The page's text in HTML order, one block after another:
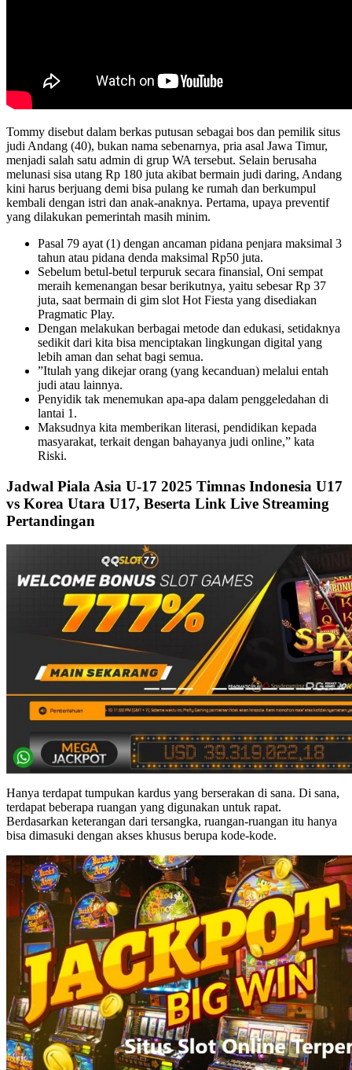
Tommy disebut dalam berkas putusan sebagai bos dan pemilik situs
judi Andang (40), bukan nama sebenarnya, pria asal Jawa Timur,
menjadi salah satu admin di grup WA tersebut. Selain berusaha
melunasi sisa utang Rp 180 juta akibat bermain judi daring, Andang
kini harus berjuang demi bisa pulang ke rumah dan berkumpul
kembali dengan istri dan anak-anaknya. Pertama, upaya preventif
yang dilakukan pemerintah masih minim.
Pasal 79 ayat (1) dengan ancaman pidana penjara maksimal 3
tahun atau pidana denda maksimal Rp50 juta.
Sebelum betul-betul terpuruk secara finansial, Oni sempat
meraih kemenangan besar berikutnya, yaitu sebesar Rp 37
juta, saat bermain di gim slot Hot Fiesta yang disediakan
Pragmatic Play.
Dengan melakukan berbagai metode dan edukasi, setidaknya
sedikit dari kita bisa menciptakan lingkungan digital yang
lebih aman dan sehat bagi semua.
”Itulah yang dikejar orang (yang kecanduan) melalui entah
judi atau lainnya.
Penyidik tak menemukan apa-apa dalam penggeledahan di
lantai 1.
Maksudnya kita memberikan literasi, pendidikan kepada
masyarakat, terkait dengan bahayanya judi online,” kata
Riski.
Jadwal Piala Asia U-17 2025 Timnas Indonesia U17
vs Korea Utara U17, Beserta Link Live Streaming
Pertandingan
Hanya terdapat tumpukan kardus yang berserakan di sana. Di sana,
terdapat beberapa ruangan yang digunakan untuk rapat.
Berdasarkan keterangan dari tersangka, ruangan-ruangan itu hanya
bisa dimasuki dengan akses khusus berupa kode-kode.